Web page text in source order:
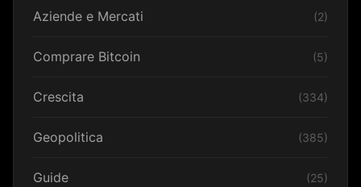
Aziende e Mercati (2)
Comprare Bitcoin (5)
Crescita (334)
Geopolitica (385)
Guide (25)